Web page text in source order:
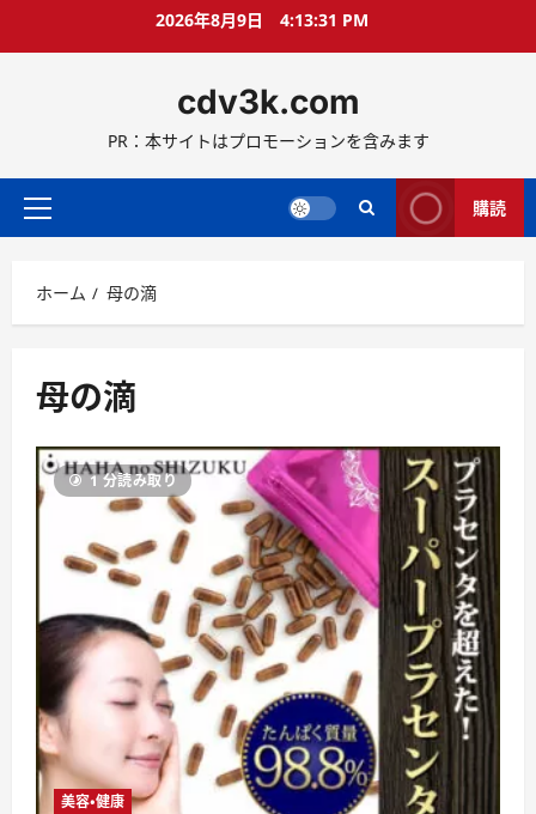
ス
ッ
2026年8月9日 4:13:32 PM
cdv3k.com
PR：本サイトはプロモーションを含みます
メ
メ
ニ
ー
購読
ホーム 母の滴
母の滴
1 分読み取り
美容・健康